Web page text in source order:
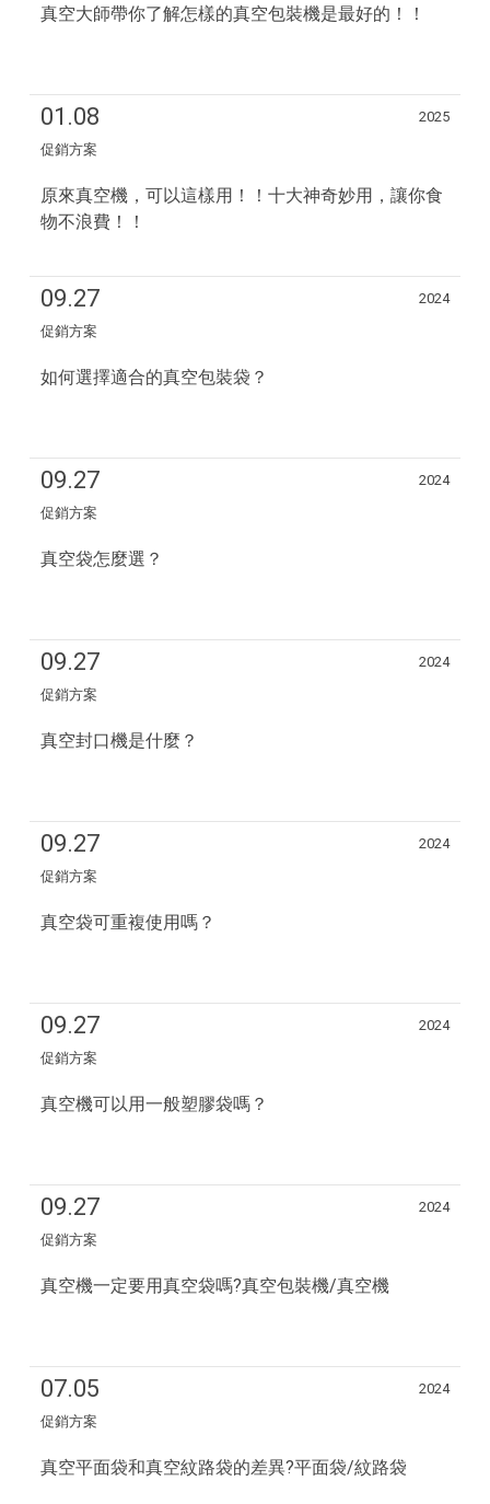
真空大師帶你了解怎樣的真空包裝機是最好的！！
01.08
2025
促銷方案
原來真空機，可以這樣用！！十大神奇妙用，讓你食
物不浪費！！
09.27
2024
促銷方案
如何選擇適合的真空包裝袋？
09.27
2024
促銷方案
真空袋怎麼選？
09.27
2024
促銷方案
真空封口機是什麼？
09.27
2024
促銷方案
真空袋可重複使用嗎？
09.27
2024
促銷方案
真空機可以用一般塑膠袋嗎？
09.27
2024
促銷方案
真空機一定要用真空袋嗎?真空包裝機/真空機
07.05
2024
促銷方案
真空平面袋和真空紋路袋的差異?平面袋/紋路袋